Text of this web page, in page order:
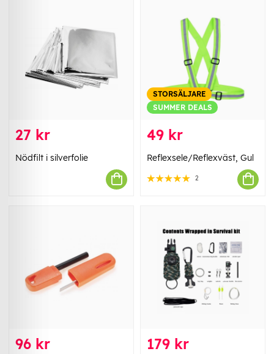
27 kr
Nödfilt i silverfolie
STORSÄLJARE
SUMMER DEALS
49 kr
Reflexsele/Reflexväst, Gul
2
96 kr 179 kr